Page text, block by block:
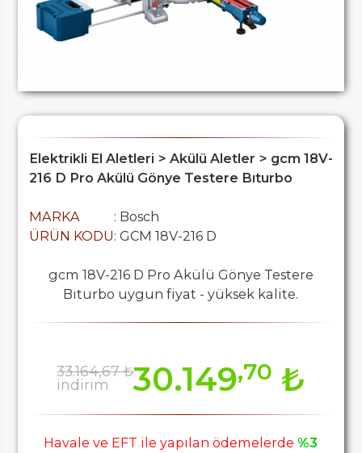
Elektrikli El Aletleri > Akülü Aletler > gcm 18V-
216 D Pro Akülü Gönye Testere Bıturbo
MARKA
: Bosch
ÜRÜN KODU: GCM 18V-216 D
gcm 18V-216 D Pro Akülü Gönye Testere
Bıturbo uygun fiyat - yüksek kalite.
33.164,67 ₺
indirim
30.149,70 ₺
Havale ve EFT ile yapılan ödemelerde%3